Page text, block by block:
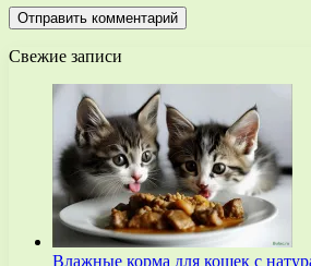
Свежие записи
Влажные корма для кошек с